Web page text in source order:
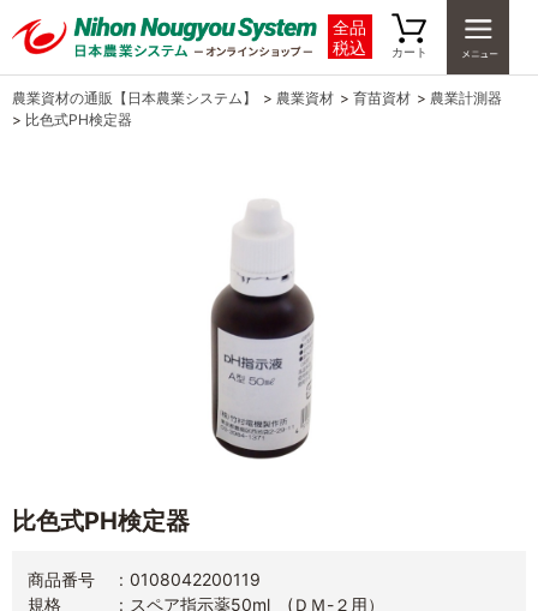
全品
税込
カート
農業資材の通販【日本農業システム】 > 農業資材 > 育苗資材 > 農業計測器
> 比色式PH検定器
比色式PH検定器
商品番号
0108042200119
規格
スペア指示薬50ml (ＤＭ-２用）